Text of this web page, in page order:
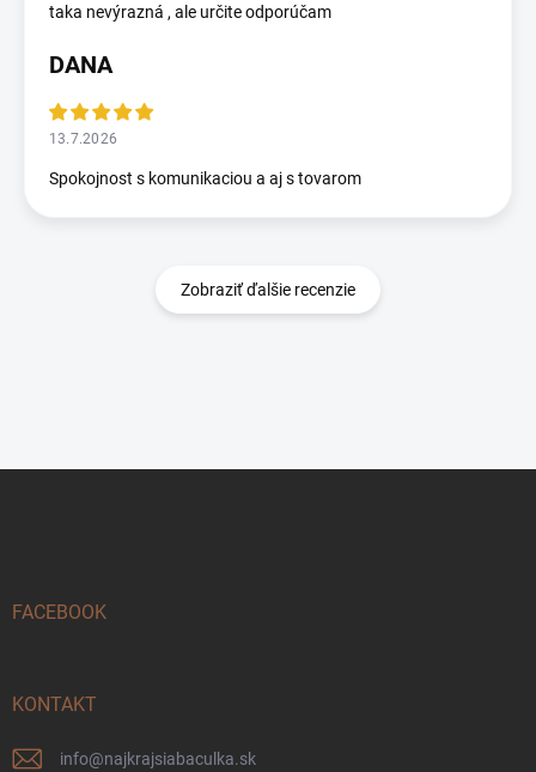
taka nevýrazná , ale určite odporúčam
DANA
13.7.2026
Spokojnost s komunikaciou a aj s tovarom
Zobraziť ďalšie recenzie
FACEBOOK
KONTAKT
info@najkrajsiabaculka.sk